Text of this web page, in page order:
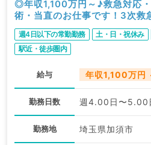
◎年収1,100万円～♪救急対応
術・当直のお仕事です！3次救
科／常勤）
週4日以下の常勤勤務 土・日・祝休み
駅近・徒歩圏内
給与 年収1,100万円
勤務日数 週4.00日〜5.00
勤務地 埼玉県加須市